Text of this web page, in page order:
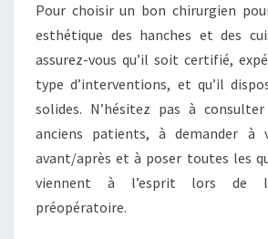
Pour choisir un bon chirurgien
esthétique des hanches et des
assurez-vous qu’il soit certifié,
type d’interventions, et qu’il
solides. N’hésitez pas à
anciens patients, à demander à
avant/après et à poser toutes les
viennent à l’esprit lors de
préopératoire.